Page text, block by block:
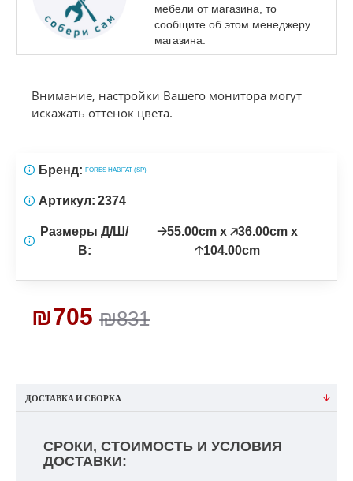
мебели от магазина, то
сообщите об этом менеджеру
магазина.
Внимание, настройки Вашего монитора могут
искажать оттенок цвета.
₪831
₪705
Бренд: FORES HABITAT (SP)
Артикул: 2374
Размеры Д/Ш/
В:
🡢55.00cm x 🡥36.00cm x
🡡104.00cm
ДОСТАВКА И СБОРКА
СРОКИ, СТОИМОСТЬ И УСЛОВИЯ
ДОСТАВКИ: